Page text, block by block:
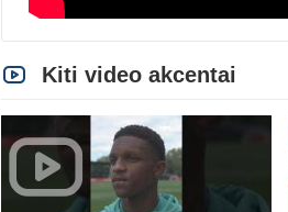
Kiti video akcentai